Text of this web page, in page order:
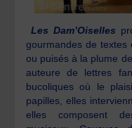
Les Dam’Oiselles
gourmandes de textes
ou puisés à la plume
auteure de lettres
bucoliques où le
papilles, elles
elles composent